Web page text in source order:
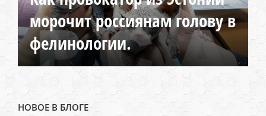
морочит россиянам голову в
фелинологии.
НОВОЕ В БЛОГЕ